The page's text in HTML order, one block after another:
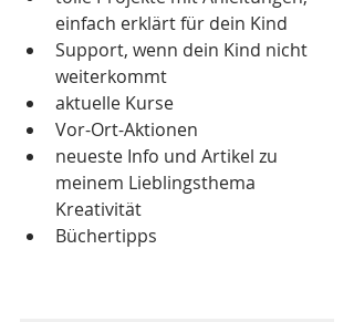
einfach erklärt für dein Kind
Support, wenn dein Kind nicht
weiterkommt
aktuelle Kurse
Vor-Ort-Aktionen
neueste Info und Artikel zu
meinem Lieblingsthema
Kreativität
Büchertipps